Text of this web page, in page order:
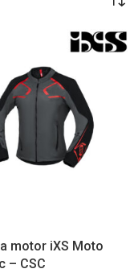
motor iXS Moto
– CSC